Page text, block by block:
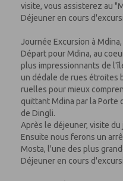
visite, vous assisterez au
Déjeuner en cours
Journée Excursion à
Départ pour Mdina, au
plus impressionnants de
un dédale de rues étroites
ruelles pour mieux
quittant Mdina par la Porte
de Dingli.
Après le déjeuner, visite
Ensuite nous ferons un
Mosta, l'une des plus
Déjeuner en cours